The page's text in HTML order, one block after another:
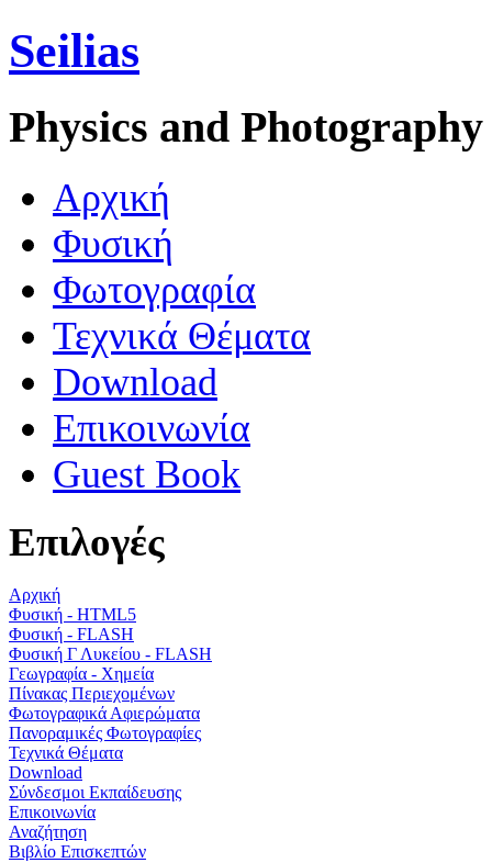
Seilias
Physics and Photography
Aρχική
Φυσική
Φωτογραφία
Τεχνικά Θέματα
Download
Επικοινωνία
Guest Book
Επιλογές
Αρχική
Φυσική - HTML5
Φυσική - FLASH
Φυσική Γ Λυκείου - FLASH
Γεωγραφία - Χημεία
Πίνακας Περιεχομένων
Φωτογραφικά Αφιερώματα
Πανοραμικές Φωτογραφίες
Τεχνικά Θέματα
Download
Σύνδεσμοι Εκπαίδευσης
Επικοινωνία
Αναζήτηση
Βιβλίο Επισκεπτών